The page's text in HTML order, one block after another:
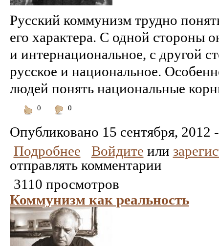
Русский коммунизм трудно
его характера. С одной стороны
и интернациональное, с другой
русское и национальное.
людей понять национальные
0
0
Опубликовано 15 сентября, 2012
Подробнее
Войдите или
отправлять комментарии
3110 просмотров
Коммунизм как реальность